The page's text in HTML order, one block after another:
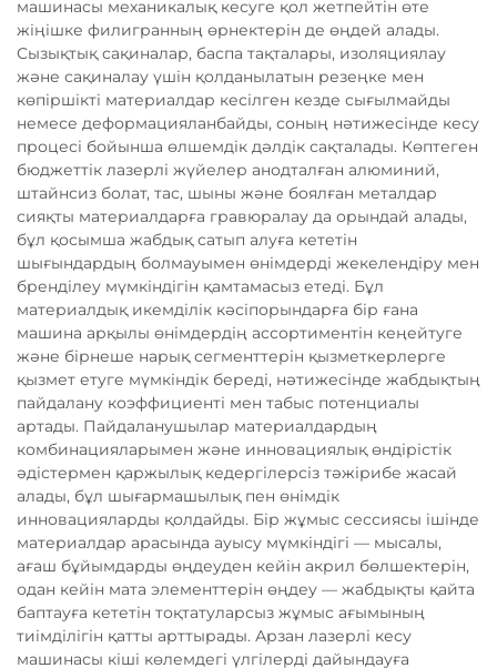
машинасы механикалық кесуге қол жетпейтін өте
жіңішке филигранның өрнектерін де өңдей алады.
Сызықтық сақиналар, баспа тақталары, изоляциялау
және сақиналау үшін қолданылатын резеңке мен
көпіршікті материалдар кесілген кезде сығылмайды
немесе деформацияланбайды, соның нәтижесінде кесу
процесі бойынша өлшемдік дәлдік сақталады. Көптеген
бюджеттік лазерлі жүйелер анодталған алюминий,
штайнсиз болат, тас, шыны және боялған металдар
сияқты материалдарға гравюралау да орындай алады,
бұл қосымша жабдық сатып алуға кететін
шығындардың болмауымен өнімдерді жекелендіру мен
бренділеу мүмкіндігін қамтамасыз етеді. Бұл
материалдық икемділік кәсіпорындарға бір ғана
машина арқылы өнімдердің ассортиментін кеңейтуге
және бірнеше нарық сегменттерін қызметкерлерге
қызмет етуге мүмкіндік береді, нәтижесінде жабдықтың
пайдалану коэффициенті мен табыс потенциалы
артады. Пайдаланушылар материалдардың
комбинацияларымен және инновациялық өндірістік
әдістермен қаржылық кедергілерсіз тәжірибе жасай
алады, бұл шығармашылық пен өнімдік
инновацияларды қолдайды. Бір жұмыс сессиясы ішінде
материалдар арасында ауысу мүмкіндігі — мысалы,
ағаш бұйымдарды өңдеуден кейін акрил бөлшектерін,
одан кейін мата элементтерін өңдеу — жабдықты қайта
баптауға кететін тоқтатуларсыз жұмыс ағымының
тиімділігін қатты арттырады. Арзан лазерлі кесу
машинасы кіші көлемдегі үлгілерді дайындауға